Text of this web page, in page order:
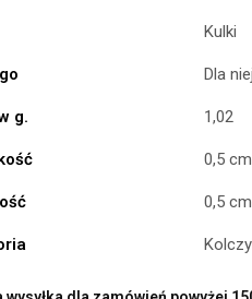
Kulki
Dla niej
g. 1,02
0,5 cm
0,5 cm